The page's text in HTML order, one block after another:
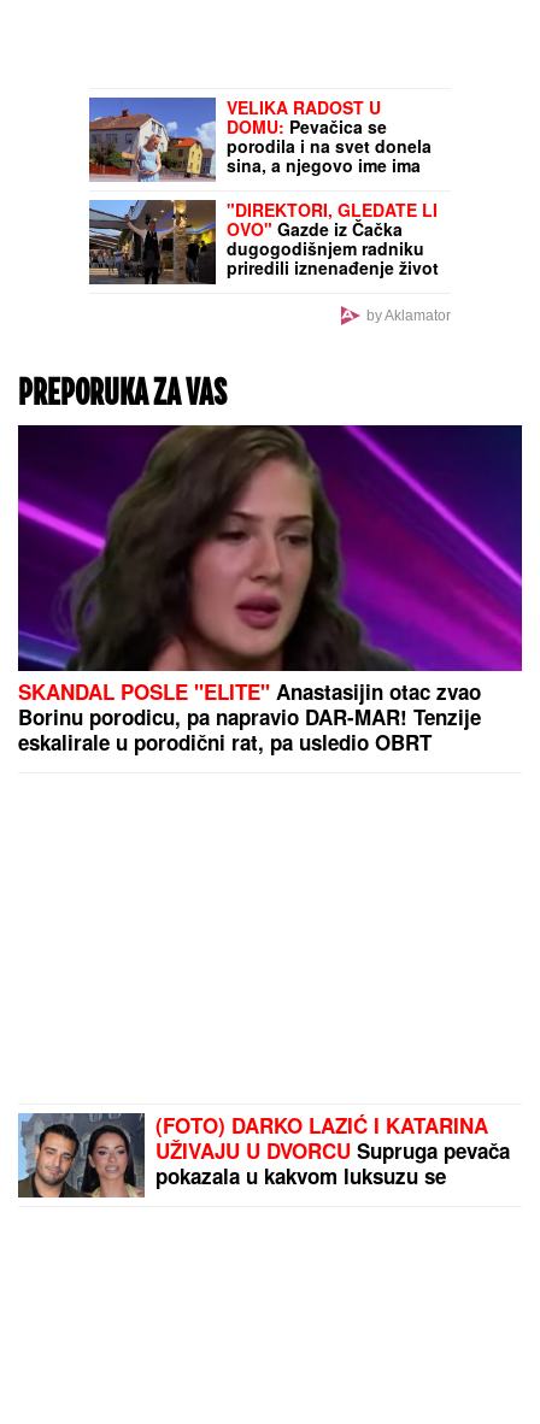
VELIKA RADOST U
DOMU: Pevačica se
porodila i na svet donela
sina, a njegovo ime ima
"DIREKTORI, GLEDATE LI
OVO" Gazde iz Čačka
dugogodišnjem radniku
priredili iznenađenje život
restoran plakao (VIDEO)
by Aklamator
PREPORUKA ZA VAS
SKANDAL POSLE "ELITE" Anastasijin otac zvao
Borinu porodicu, pa napravio DAR-MAR! Tenzije
eskalirale u porodični rat, pa usledio OBRT
(FOTO) DARKO LAZIĆ I KATARINA
UŽIVAJU U DVORCU Supruga pevača
pokazala u kakvom luksuzu se